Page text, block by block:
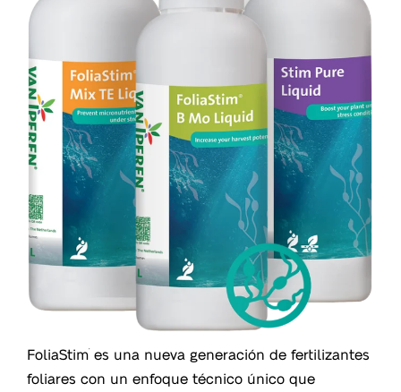
FoliaStim®
es una nueva generación de fertilizantes
foliares con un enfoque técnico único que